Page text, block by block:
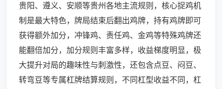
贵阳、遵义、安顺等贵州各地主流规则，核心捉鸡机
制是最大特色，牌局结束后翻出鸡牌，持有鸡牌即可
获得额外加分，冲锋鸡、责任鸡、金鸡等特殊鸡牌还
能翻倍加分，加分规则丰富多样，收益梯度明显，极
大提升对局的趣味性与刺激性，还包含点豆、闷豆、
转弯豆等专属杠牌结算规则，不同杠型收益不同，杠